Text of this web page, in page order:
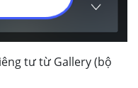
tư từ Gallery (bộ